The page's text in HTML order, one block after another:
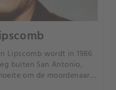
Lipscomb wordt in 1986
buiten San Antonio,
om de moordenaar